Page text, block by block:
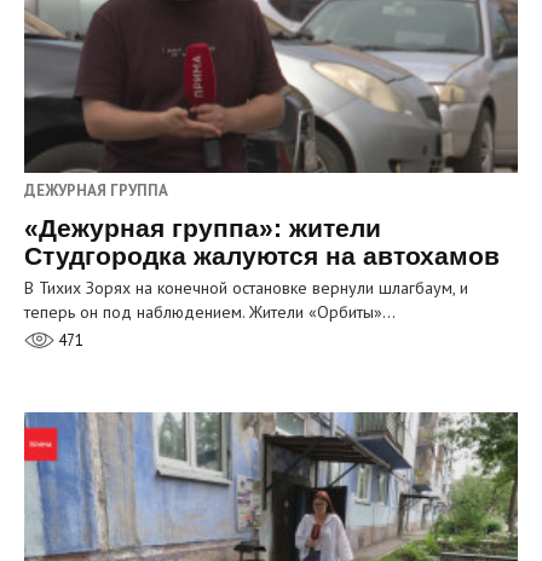
ДЕЖУРНАЯ ГРУППА
«Дежурная группа»: жители
Студгородка жалуются на автохамов
В Тихих Зорях на конечной остановке вернули шлагбаум, и
теперь он под наблюдением. Жители «Орбиты»…
471